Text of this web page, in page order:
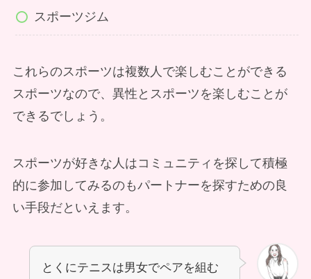
スポーツジム
これらのスポーツは複数人で楽しむことができる
スポーツなので、異性とスポーツを楽しむことが
できるでしょう。
スポーツが好きな人はコミュニティを探して積極
的に参加してみるのもパートナーを探すための良
い手段だといえます。
とくにテニスは男女でペアを組む